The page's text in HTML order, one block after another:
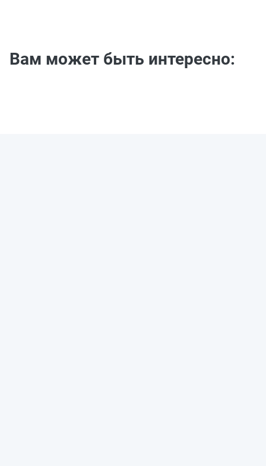
Вам может быть интересно: